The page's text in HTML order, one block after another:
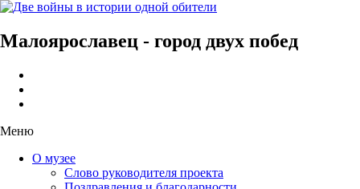
Малоярославец - город двух побед
Меню
О музее
Слово руководителя проекта